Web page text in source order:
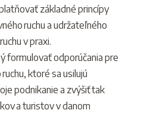
základné princípy
ruchu a udržateľného
v praxi.
formulovať odporúčania pre
ktoré sa usilujú
podnikanie a zvýšiť tak
a turistov v danom